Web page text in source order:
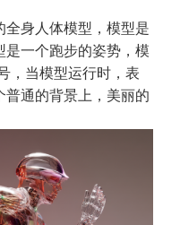
身人体模型，模型是
一个跑步的姿势，模
，当模型运行时，表
通的背景上，美丽的